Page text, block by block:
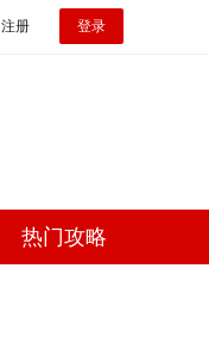
注册 登录
热门攻略